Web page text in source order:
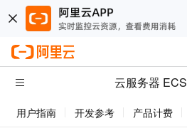
云服务器 ECS
用户指南 开发参考 产品计费